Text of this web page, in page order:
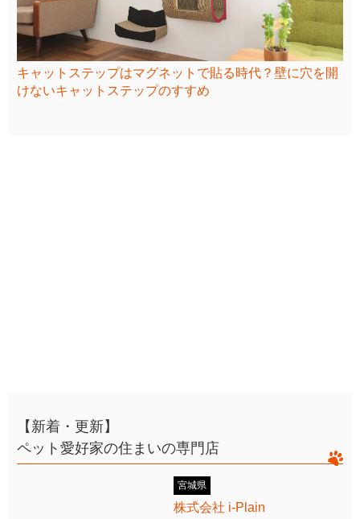
キャットステップはマグネットで貼る時代？壁に穴を開
けないキャットステップのすすめ
【新着・更新】
ペット愛好家の住まいの専門店
宮城県
株式会社 i-Plain